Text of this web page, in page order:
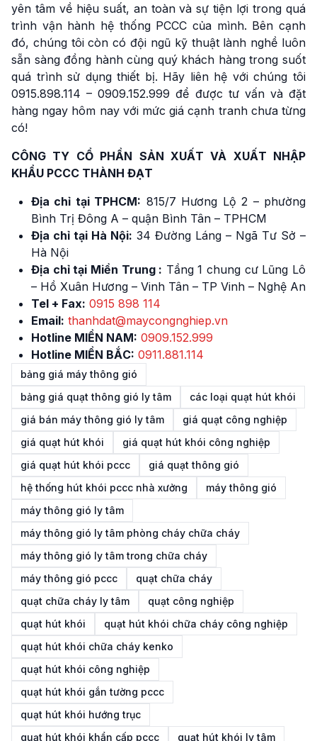
yên tâm về hiệu suất, an toàn và sự tiện lợi trong quá
trình vận hành hệ thống PCCC của mình. Bên cạnh
đó, chúng tôi còn có đội ngũ kỹ thuật lành nghề luôn
sẵn sàng đồng hành cùng quý khách hàng trong suốt
quá trình sử dụng thiết bị. Hãy liên hệ với chúng tôi
0915.898.114 – 0909.152.999 để được tư vấn và đặt
hàng ngay hôm nay với mức giá cạnh tranh chưa từng
có!
CÔNG TY CỔ PHẦN SẢN XUẤT VÀ XUẤT NHẬP
KHẨU PCCC THÀNH ĐẠT
Địa chỉ tại TPHCM: 815/7 Hương Lộ 2 – phường
Bình Trị Đông A – quận Bình Tân – TPHCM
Địa chỉ tại Hà Nội: 34 Đường Láng – Ngã Tư Sở –
Hà Nội
Địa chỉ tại Miền Trung : Tầng 1 chung cư Lũng Lô
– Hồ Xuân Hương – Vinh Tân – TP Vinh – Nghệ An
Tel + Fax: 0915 898 114
Email: thanhdat@maycongnghiep.vn
Hotline MIỀN NAM: 0909.152.999
Hotline MIỀN BẮC: 0911.881.114
bảng giá máy thông gió
bảng giá quạt thông gió ly tâm
các loại quạt hút khói
giá bán máy thông gió ly tâm
giá quạt công nghiệp
giá quạt hút khói
giá quạt hút khói công nghiệp
giá quạt hút khói pccc
giá quạt thông gió
hệ thống hút khói pccc nhà xưởng
máy thông gió
máy thông gió ly tâm
máy thông gió ly tâm phòng cháy chữa cháy
máy thông gió ly tâm trong chữa cháy
máy thông gió pccc
quạt chữa cháy
quạt chữa cháy ly tâm
quạt công nghiệp
quạt hút khói
quạt hút khói chữa cháy công nghiệp
quạt hút khói chữa cháy kenko
quạt hút khói công nghiệp
quạt hút khói gắn tường pccc
quạt hút khói hướng trục
quạt hút khói khẩn cấp pccc
quạt hút khói ly tâm